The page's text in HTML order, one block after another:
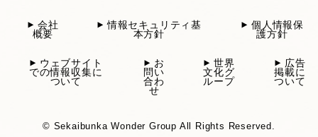
会社
概要
情報セキュリティ基
本方針
個人情報保
護方針
ウェブサイト
での情報収集に
ついて
お
問い
合わ
せ
世界
文化グ
ループ
広告
掲載に
ついて
© Sekaibunka Wonder Group All Rights Reserved.